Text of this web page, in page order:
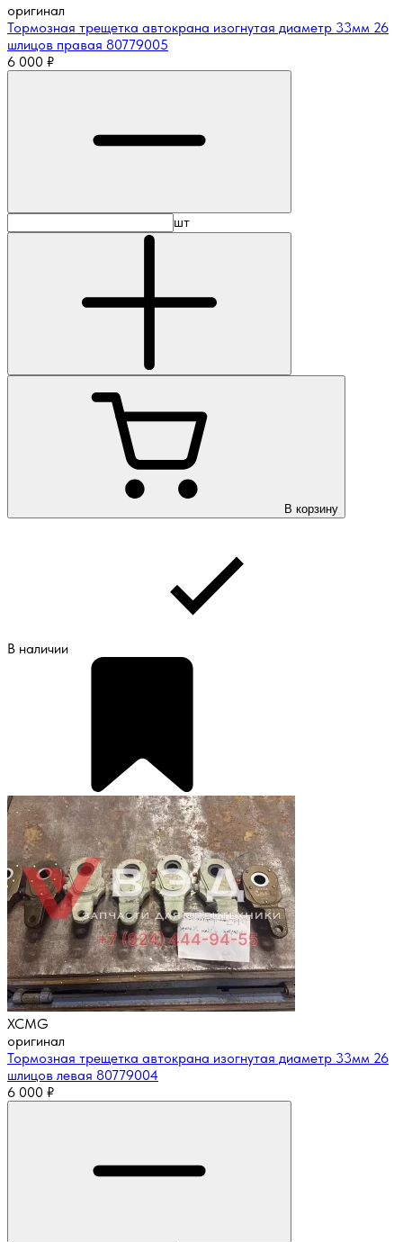
оригинал
Тормозная трещетка автокрана изогнутая диаметр 33мм 26
шлицов правая 80779005
6 000 ₽
шт
В корзину
В наличии
XCMG
оригинал
Тормозная трещетка автокрана изогнутая диаметр 33мм 26
шлицов левая 80779004
6 000 ₽